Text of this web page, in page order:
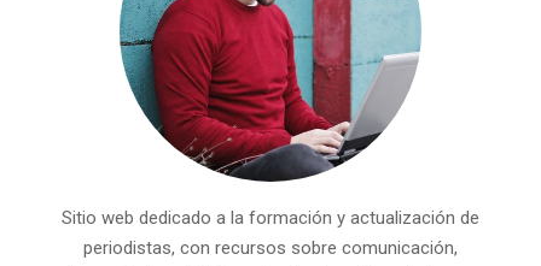
Sitio web dedicado a la formación y actualización de
periodistas, con recursos sobre comunicación,